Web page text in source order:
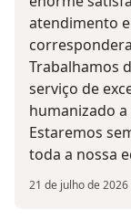
atendimento
Trabalhamos
serviço de
humanizado
Estaremos
toda a nossa
21 de julho de 2026